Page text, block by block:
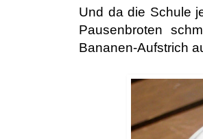
Und da die Schule
Pausenbroten
Bananen-Aufstrich